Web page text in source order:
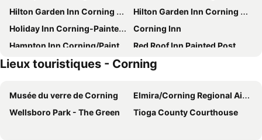
Hilton Garden Inn Corning Downtown
Hilton Garden Inn Corning Downtown
Holiday Inn Corning-Painted Post
Corning Inn
Hampton Inn Corning/Painted Post
Red Roof Inn Painted Post
HomeTowne Studios by Red Roof Painted Post
Econo Lodge Painted Post - Corning
Arnot Grand Hotel & Suites
Hampton Inn Elmira/Horseheads
Country Inn & Suites by Radisson, Big Flats Elmira, NY
Courtyard by Marriott Elmira Horseheads
Lieux touristiques - Corning
Musée du verre de Corning
Elmira/Corning Regional Airport
Wellsboro Park - The Green
Tioga County Courthouse